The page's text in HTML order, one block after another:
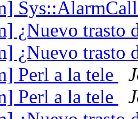
¿Nuevo trasto
¿Nuevo trasto
Perl a la tele
Perl a la tele